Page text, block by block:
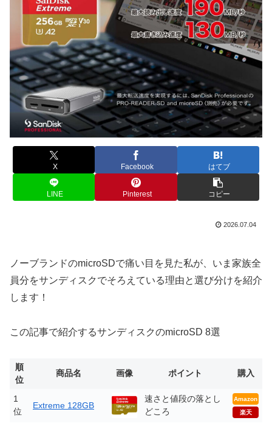
X Facebook はてブ
LINE Pinterest コピー
2026.07.04
ノーブランドのmicroSDで痛い目を見た私が、いま家族全
員分をサンディスクでそろえている理由と選び分けを紹介
します！
この記事で紹介するサンディスクのmicroSD 8選
順
位
商品名 画像 ポイント 購入
1
位
Extreme 128GB
速さと値段の落とし
どころ
Amazon
楽天